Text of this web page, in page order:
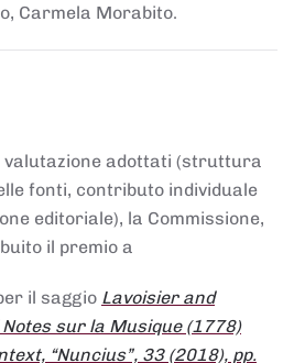
Carmela Morabito.
adottati (struttura
fonti, contributo individuale
editoriale), la Commissione,
il premio a
il saggio Lavoisier and
sur la Musique (1778)
“Nuncius”, 33 (2018), pp.